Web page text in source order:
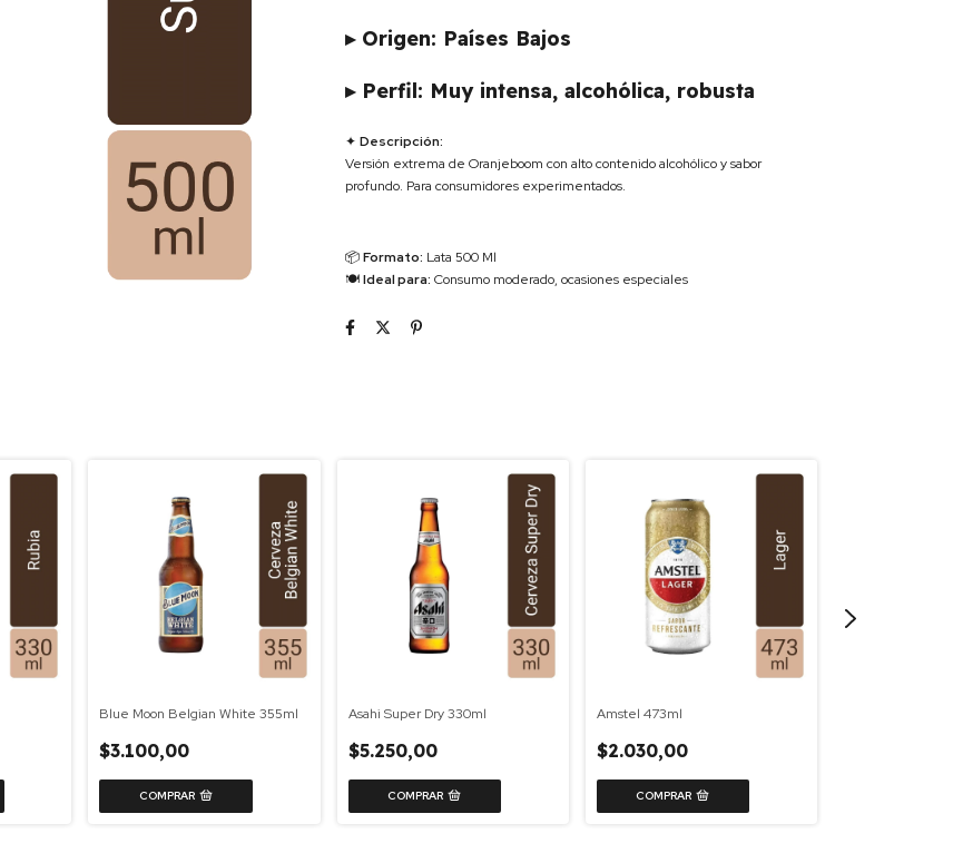
▸ Origen: Países Bajos
▸ Perfil: Muy intensa, alcohólica, robusta
✦ Descripción:
Versión extrema de Oranjeboom con alto contenido alcohólico y sabor
profundo. Para consumidores experimentados.
📦Formato: Lata 500 Ml
🍽Ideal para: Consumo moderado, ocasiones especiales
Blue Moon Belgian White 355ml
$3.100,00
Asahi Super Dry 330ml
$5.250,00
Amstel 473ml
$2.030,00